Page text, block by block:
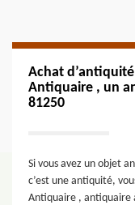
Achat
Antiquaire , un
81250
Si vous avez un objet
c’est une antiquité,
Antiquaire , antiquaire